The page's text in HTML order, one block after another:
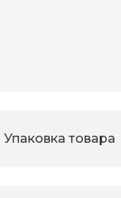
Упаковка товара